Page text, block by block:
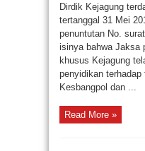
Dirdik Kejagung
tertanggal 31 Mei
penuntutan No.
isinya bahwa Jaksa
khusus Kejagung
penyidikan
Kesbangpol dan ...
Read More »